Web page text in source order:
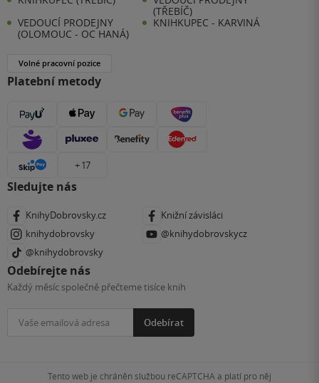
(TŘEBÍČ)
VEDOUCÍ PRODEJNY
(OLOMOUC - OC HANÁ)
KNIHKUPEC - KARVINÁ
Volné pracovní pozice
Platební metody
+ 17
Sledujte nás
KnihyDobrovsky.cz
Knižní závisláci
knihydobrovsky
@knihydobrovskycz
@knihydobrovsky
Odebírejte nás
Každý měsíc společně přečteme tisíce knih
Odebírat
Tento web je chráněn službou reCAPTCHA a platí pro něj